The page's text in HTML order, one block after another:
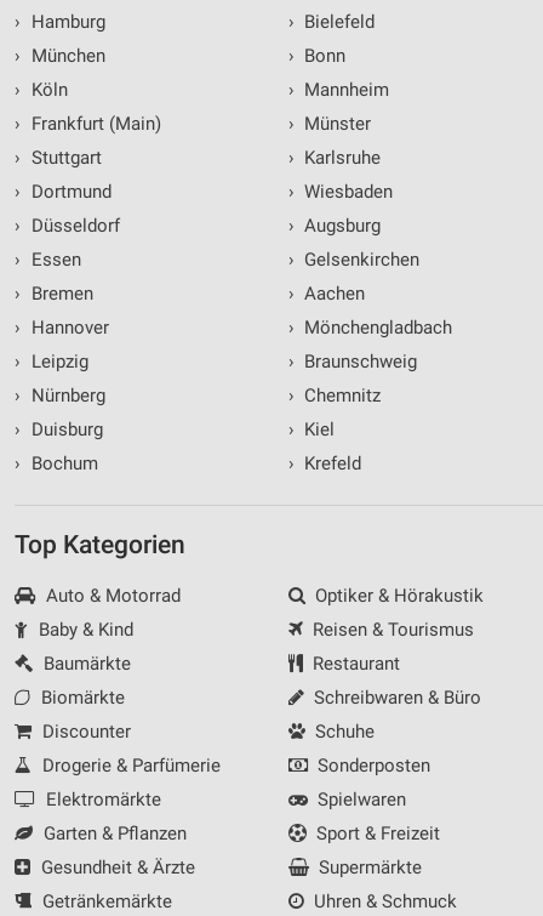
›
Hamburg
›
München
›
Köln
›
Frankfurt (Main)
› Stuttgart
›
Dortmund
›
Düsseldorf
›
Essen
›
Bremen
›
Hannover
›
Leipzig
›
Nürnberg
›
Duisburg
›
Bochum
› Bielefeld
› Bonn
› Mannheim
› Münster
› Karlsruhe
› Wiesbaden
› Augsburg
› Gelsenkirchen
› Aachen
› Mönchengladbach
› Braunschweig
› Chemnitz
› Kiel
› Krefeld
Top Kategorien
Auto & Motorrad
Baby & Kind
Baumärkte
Biomärkte
Discounter
Drogerie & Parfümerie
Elektromärkte
Garten & Pflanzen
Gesundheit & Ärzte
Getränkemärkte
Optiker & Hörakustik
Reisen & Tourismus
Restaurant
Schreibwaren & Büro
Schuhe
Sonderposten
Spielwaren
Sport & Freizeit
Supermärkte
Uhren & Schmuck